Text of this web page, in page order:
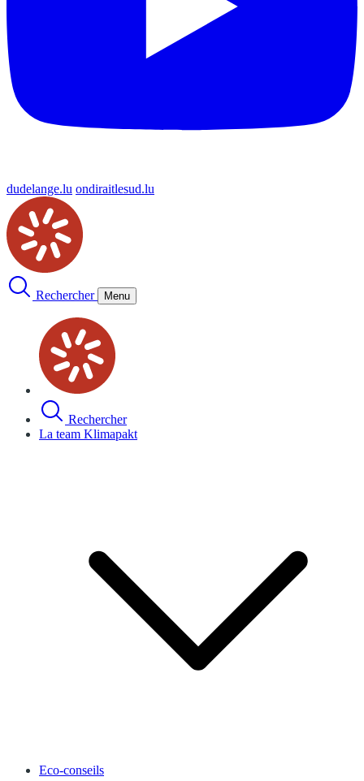
dudelange.lu ondiraitlesud.lu
Rechercher Menu
Rechercher
La team Klimapakt
Eco-conseils